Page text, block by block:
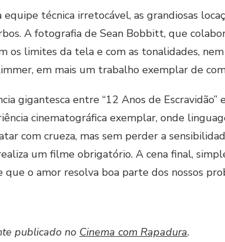
equipe técnica irretocável, as grandiosas
A fotografia de Sean Bobbitt, que
os limites da tela e com as tonalidades,
em mais um trabalho exemplar de
gigantesca entre “12 Anos de
cinematográfica exemplar, onde
com crueza, mas sem perder a
um filme obrigatório. A cena final,
que o amor resolva boa parte dos nossos
publicado no Cinema com Rapadura.